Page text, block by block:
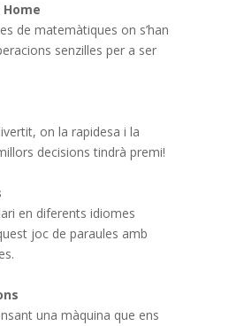
de matemàtiques on s’han
senzilles per a ser
on la rapidesa i la
decisions tindrà premi!
en diferents idiomes
joc de paraules amb
una màquina que ens